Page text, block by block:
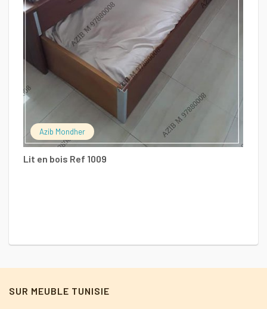
Azib Mondher
Lit en bois Ref 1009
SUR MEUBLE TUNISIE